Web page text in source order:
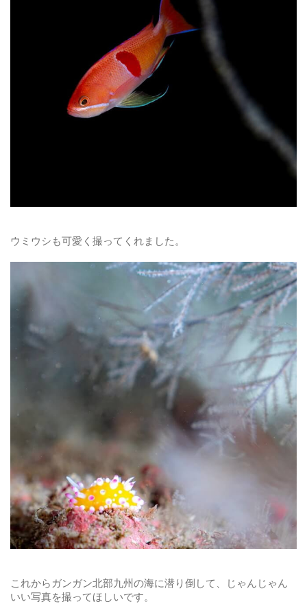
ウミウシも可愛く撮ってくれました。
これからガンガン北部九州の海に潜り倒して、じゃんじゃん
いい写真を撮ってほしいです。